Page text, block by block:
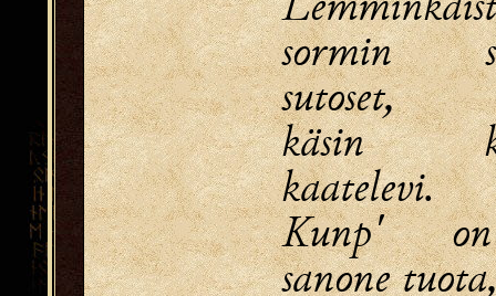
sormin
sutoset,
käsin
kaatelevi.
Kunp'
sanone